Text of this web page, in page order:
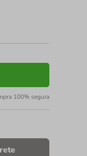
100% segura